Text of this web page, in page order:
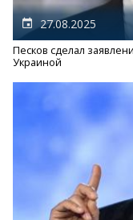
27.08.2025
Песков сделал
Украиной